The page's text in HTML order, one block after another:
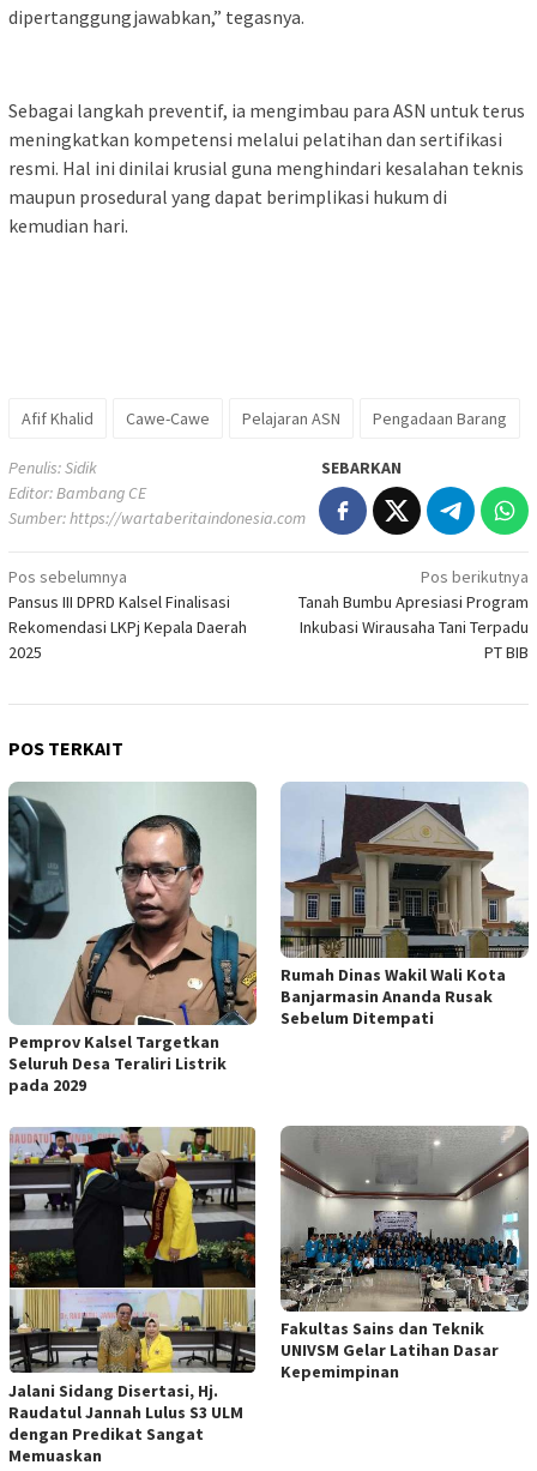
dipertanggungjawabkan,” tegasnya.
Sebagai langkah preventif, ia mengimbau para ASN untuk terus
meningkatkan kompetensi melalui pelatihan dan sertifikasi
resmi. Hal ini dinilai krusial guna menghindari kesalahan teknis
maupun prosedural yang dapat berimplikasi hukum di
kemudian hari.
Afif Khalid Cawe-Cawe Pelajaran ASN Pengadaan Barang
Penulis: Sidik
Editor: Bambang CE
Sumber:https://wartaberitaindonesia.com
SEBARKAN
Navigasi
pos
Pos sebelumnya
Pansus III DPRD Kalsel Finalisasi
Rekomendasi LKPj Kepala Daerah
2025
Pos berikutnya
Tanah Bumbu Apresiasi Program
Inkubasi Wirausaha Tani Terpadu
PT BIB
POS TERKAIT
Pemprov Kalsel Targetkan
Seluruh Desa Teraliri Listrik
pada 2029
Rumah Dinas Wakil Wali Kota
Banjarmasin Ananda Rusak
Sebelum Ditempati
Jalani Sidang Disertasi, Hj.
Raudatul Jannah Lulus S3 ULM
dengan Predikat Sangat
Memuaskan
Fakultas Sains dan Teknik
UNIVSM Gelar Latihan Dasar
Kepemimpinan